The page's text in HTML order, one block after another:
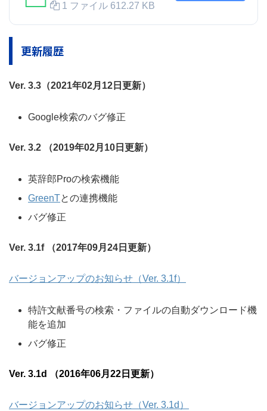
1 ファイル 612.27 KB
更新履歴
Ver. 3.3（2021年02月12日更新）
Google検索のバグ修正
Ver. 3.2 （2019年02月10日更新）
英辞郎Proの検索機能
GreenTとの連携機能
バグ修正
Ver. 3.1f （2017年09月24日更新）
バージョンアップのお知らせ（Ver. 3.1f）
特許文献番号の検索・ファイルの自動ダウンロード機
能を追加
バグ修正
Ver. 3.1d （2016年06月22日更新）
バージョンアップのお知らせ（Ver. 3.1d）